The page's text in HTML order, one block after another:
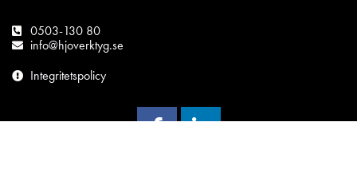
0503-130 80
info@hjoverktyg.se
Integritetspolicy